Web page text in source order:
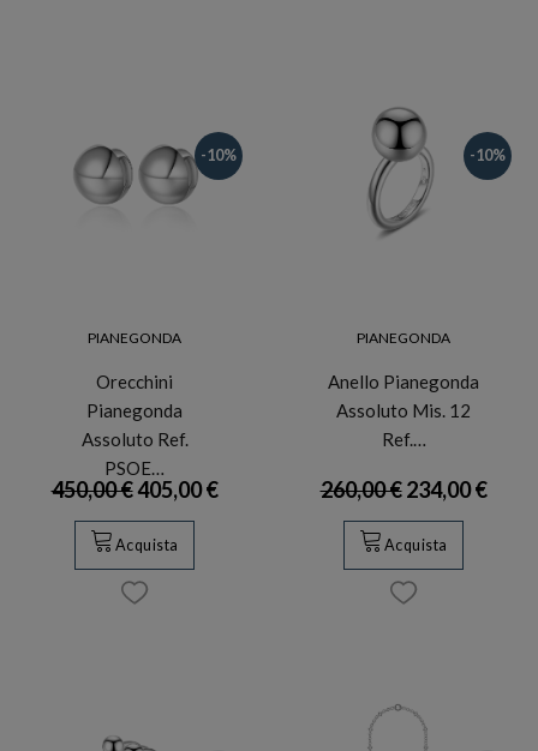
-10%
PIANEGONDA
Orecchini
Pianegonda
Assoluto Ref.
PSOE…
450,00 €405,00 €
Acquista
-10%
PIANEGONDA
Anello Pianegonda
Assoluto Mis. 12
Ref.…
260,00 €234,00 €
Acquista